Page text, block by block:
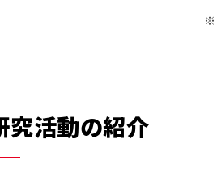
※
究活動の紹介